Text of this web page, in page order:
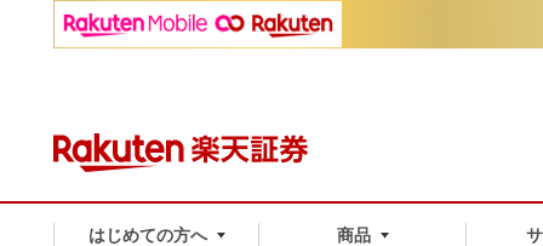
はじめての方へ 商品